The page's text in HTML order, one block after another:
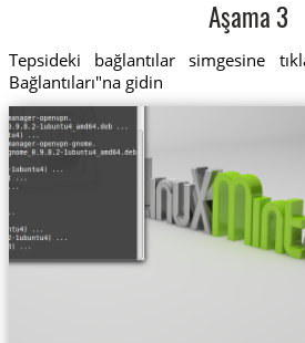
Aşama 3
Tepsideki bağlantılar simgesine
Bağlantıları"na gidin